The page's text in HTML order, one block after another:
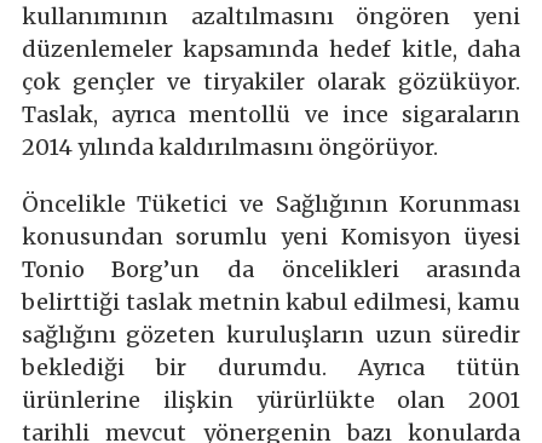
kullanımının azaltılmasını öngören yeni
düzenlemeler kapsamında hedef kitle, daha
çok gençler ve tiryakiler olarak gözüküyor.
Taslak, ayrıca mentollü ve ince sigaraların
2014 yılında kaldırılmasını öngörüyor.
Öncelikle Tüketici ve Sağlığının Korunması
konusundan sorumlu yeni Komisyon üyesi
Tonio Borg’un da öncelikleri arasında
belirttiği taslak metnin kabul edilmesi, kamu
sağlığını gözeten kuruluşların uzun süredir
beklediği bir durumdu. Ayrıca tütün
ürünlerine ilişkin yürürlükte olan 2001
tarihli mevcut yönergenin bazı konularda